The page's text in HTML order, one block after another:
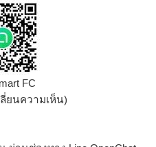
FC
ยนความเห็น)